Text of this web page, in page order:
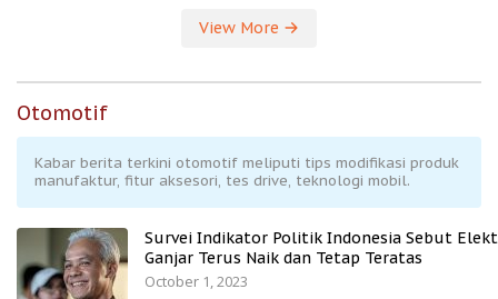
View More
Otomotif
Kabar berita terkini otomotif meliputi tips modifikasi produk
manufaktur, fitur aksesori, tes drive, teknologi mobil.
Survei Indikator Politik Indonesia Sebut
Ganjar Terus Naik dan Tetap Teratas
October 1, 2023